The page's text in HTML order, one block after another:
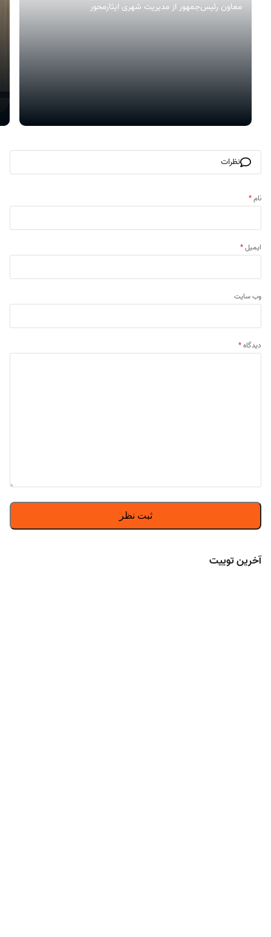
معاون رئیس‌جمهور از مدیریت شهری ایثارمحور
نظرات
نام*
ایمیل*
وب‌ سایت
دیدگاه*
آخرین توییت